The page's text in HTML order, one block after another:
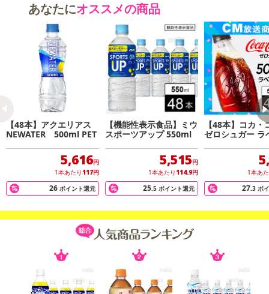
【配送伝票番号について】
※配送形態がメール便の商品については、商品の発送完了後、配送
伝票番号がマイページに表示されない場合もございます。
【配送日時の指定について】
※配送日時の指定が可能な商品の場合、商品によってご指定できる
配送日、配送時間が異なる可能性がございます。
カート機能をご利用の場合は、配送日時指定をご利用いただけませ
ん。
発送日カレンダー
あなたにオススメの商品
【48本】アクエリアス
NEWATER 500ml PET
5,616円
1本あたり 117円
26 ポイント還元
【機能性表示食品】ミウ
スポーツアップ 550ml
5,515円
1本あたり 114.9円
25.5 ポイント還元
【48本】コカ・
ゼロシュガー ラ
1本あ
27.3 ポ